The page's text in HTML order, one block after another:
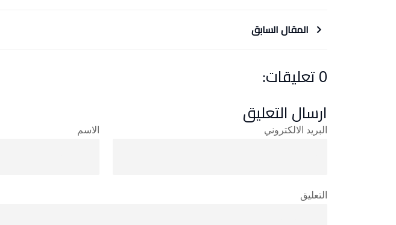
المقال السابق
0 تعليقات:
ارسال التعليق
الاسم البريد الالكتروني
التعليق